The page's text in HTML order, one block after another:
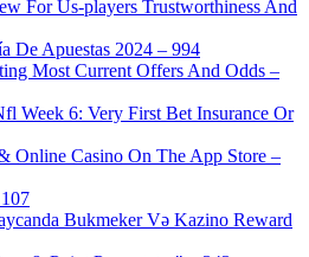
For Us-players Trustworthiness And
De Apuestas 2024 – 994
Most Current Offers And Odds –
Week 6: Very First Bet Insurance Or
Online Casino On The App Store –
Bukmeker Və Kazino Reward